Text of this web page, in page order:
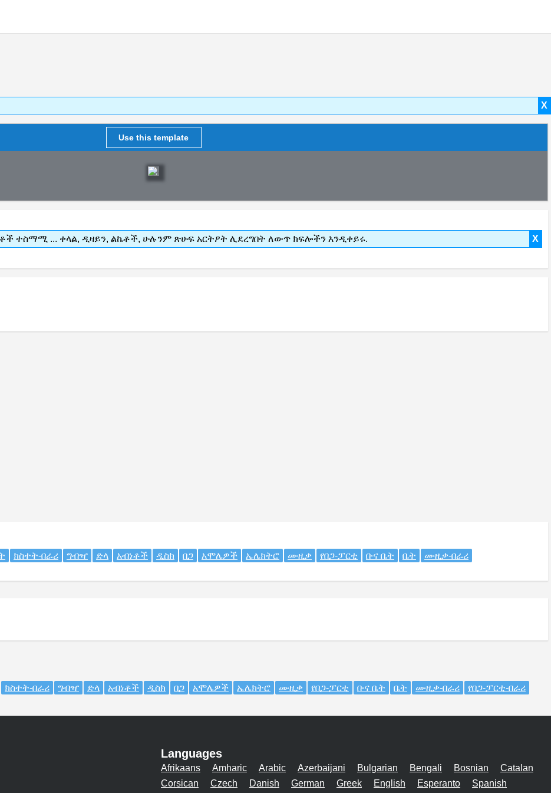
X
Use this template
X
ተስማሚ ... ቀላል, ዲዛይን, ልኬቶች, ሁሉንም ጽሁፍ አርትዖት ሊደረግበት ለውጥ ክፍሎችን እንዲቀይሩ.
ክስተት-በራሪ ግብዣ ድላ አብነቶች ዲስክ በጋ አሞሌዎች ኤሌክትሮ ሙዚቃ የበጋ-ፓርቲ ቡና ቤት ቤት ሙዚቃ-በራሪ
ክስተት-በራሪ ግብዣ ድላ አብነቶች ዲስክ በጋ አሞሌዎች ኤሌክትሮ ሙዚቃ የበጋ-ፓርቲ ቡና ቤት ቤት ሙዚቃ-በራሪ
የበጋ-ፓርቲ-በራሪ
Languages
Afrikaans Amharic Arabic Azerbaijani Bulgarian Bengali Bosnian
Catalan
Corsican
Czech Danish German Greek English Esperanto Spanish